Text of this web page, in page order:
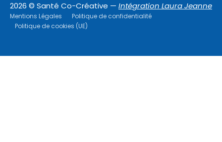
2026 © Santé Co-Créative — Intégration Laura Jeanne
Mentions Légales
Politique de confidentialité
Politique de cookies (UE)